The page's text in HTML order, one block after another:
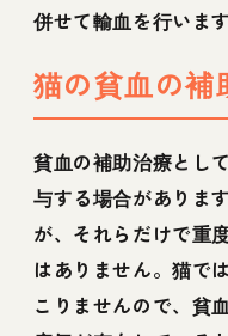
併せて輸血を行います
猫の貧血の補
貧血の補助治療とし
与する場合がありま
が、それらだけで重
はありません。猫で
こりませんので、貧